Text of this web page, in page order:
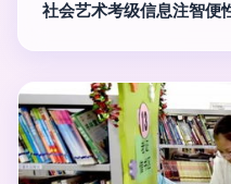
社会艺术考级信息注智便